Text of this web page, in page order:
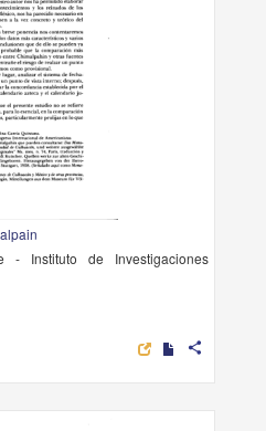
- Instituto de Investigaciones
share